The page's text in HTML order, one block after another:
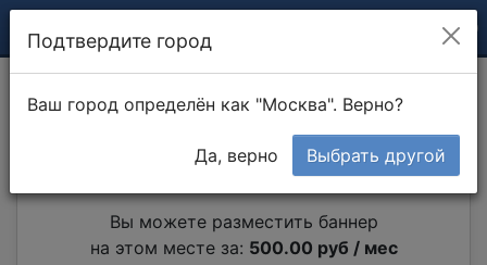
Разборка мебели
Вы можете разместить баннер
на этом месте за: 500.00 руб / мес
Подтвердите город
Ваш город определён как "Москва". Верно?
Да, верно Выбрать другой